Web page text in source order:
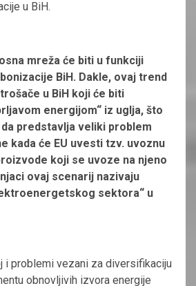
u BiH.
mreža će biti u funkciji
BiH. Dakle, ovaj trend
u BiH koji će biti
energijom“ iz uglja, što
predstavlja veliki problem
kada će EU uvesti tzv. uvoznu
koji se uvoze na njeno
ovaj scenarij nazivaju
sektora“ u
i problemi vezani za diversifikaciju
obnovljivih izvora energije